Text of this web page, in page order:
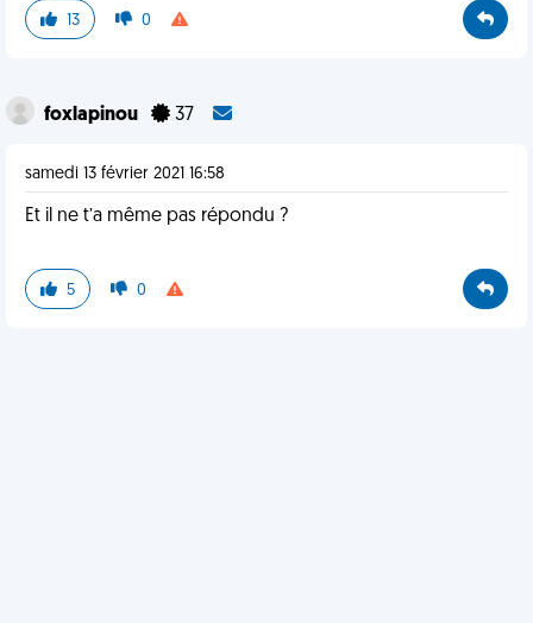
13 0
foxlapinou 37
samedi 13 février 2021 16:58
Et il ne t’a même pas répondu ?
5 0